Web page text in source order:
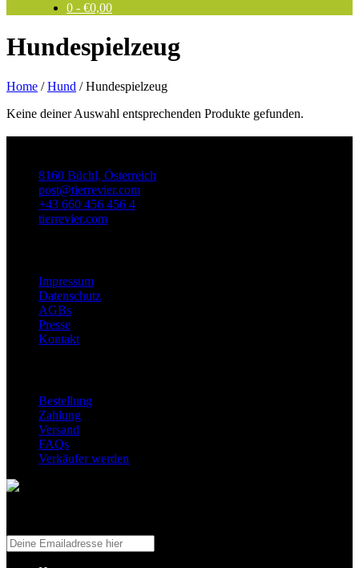
0 - €0,00
Hundespielzeug
Home /Hund /Hundespielzeug
Keine deiner Auswahl entsprechenden Produkte gefunden.
8160 Büchl, Österreich
post@tierrevier.com
+43 660 456 456 4
tierrevier.com
Impressum
Datenschutz
AGBs
Presse
Kontakt
Bestellung
Zahlung
Versand
FAQs
Verkäufer werden